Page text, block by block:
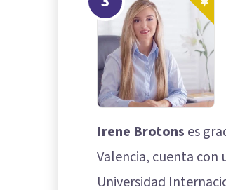
Irene Brotons es
Valencia, cuenta
Universidad